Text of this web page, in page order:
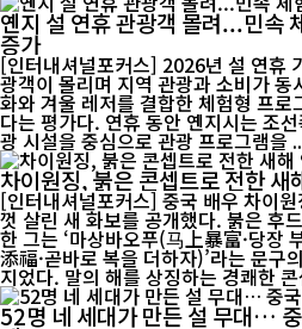
옌지 설 연휴 관광객 몰려...민속
증가
[인터내셔널포커스] 2026년 설 연휴
광객이 몰리며 지역 관광과 소비가
화와 겨울 레저를 결합한 체험형 프
다는 평가다. 연휴 동안 옌지시는 조선족 민속 체험과 공연, 겨울 관
광 시설을 중심으로 관광 프로그램을
차이원징, 붉은 콘셉트로 전한 새
[인터내셔널포커스] 중국 배우 차이
껏 살린 새 화보를 공개했다. 붉은 후
한 그는 ‘마상바오푸(马上暴富·당장
添福·곧바로 복을 더하자)’라는 문구
지었다. 말의 해를 상징하는 경쾌한
52명 네 세대가 만든 설 무대… 중